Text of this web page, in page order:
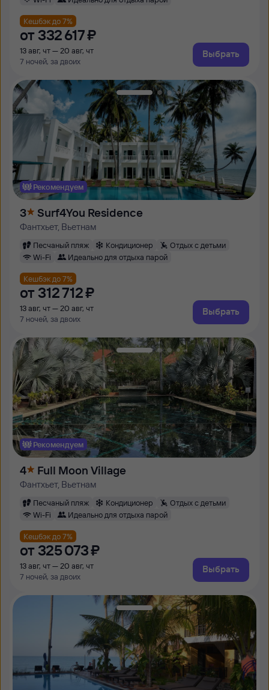
Кешбэк до 7%
от 332 ⁠617 ⁠₽
13 авг, чт — 20 авг, чт
7 ночей, за двоих
Выбрать
Рекомендуем
3 Surf4You Residence
Фантхьет, Вьетнам
Песчаный пляж Кондиционер
Отдых с детьми
Wi-Fi
Идеально для отдыха парой
Кешбэк до 7%
от 312 ⁠712 ⁠₽
13 авг, чт — 20 авг, чт
7 ночей, за двоих
Выбрать
Рекомендуем
4 Full Moon Village
Фантхьет, Вьетнам
Песчаный пляж Кондиционер
Отдых с детьми
Wi-Fi
Идеально для отдыха парой
Кешбэк до 7%
от 325 ⁠073 ⁠₽
13 авг, чт — 20 авг, чт
7 ночей, за двоих
Выбрать